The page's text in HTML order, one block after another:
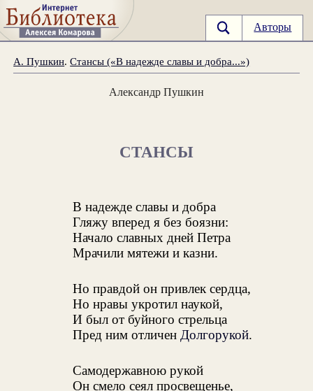
Авторы
А. Пушкин.Стансы («В надежде славы и добра...»)
Александр Пушкин
СТАНСЫ
В надежде славы и добра
Гляжу вперед я без боязни:
Начало славных дней Петра
Мрачили мятежи и казни.
Но правдой он привлек сердца,
Но нравы укротил наукой,
И был от буйного стрельца
Пред ним отличен Долгорукой.
Самодержавною рукой
Он смело сеял просвещенье,